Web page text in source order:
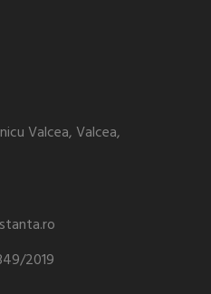
Valcea, Valcea,
2019